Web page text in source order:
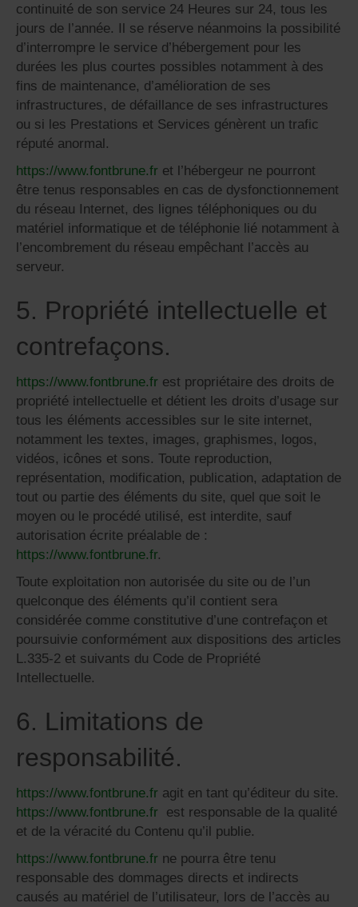
continuité de son service 24 Heures sur 24, tous les
jours de l’année. Il se réserve néanmoins la possibilité
d’interrompre le service d’hébergement pour les
durées les plus courtes possibles notamment à des
fins de maintenance, d’amélioration de ses
infrastructures, de défaillance de ses infrastructures
ou si les Prestations et Services génèrent un trafic
réputé anormal.
https://www.fontbrune.fr et l’hébergeur ne pourront
être tenus responsables en cas de dysfonctionnement
du réseau Internet, des lignes téléphoniques ou du
matériel informatique et de téléphonie lié notamment à
l’encombrement du réseau empêchant l’accès au
serveur.
5. Propriété intellectuelle et
contrefaçons.
https://www.fontbrune.fr est propriétaire des droits de
propriété intellectuelle et détient les droits d’usage sur
tous les éléments accessibles sur le site internet,
notamment les textes, images, graphismes, logos,
vidéos, icônes et sons. Toute reproduction,
représentation, modification, publication, adaptation de
tout ou partie des éléments du site, quel que soit le
moyen ou le procédé utilisé, est interdite, sauf
autorisation écrite préalable de :
https://www.fontbrune.fr.
Toute exploitation non autorisée du site ou de l’un
quelconque des éléments qu’il contient sera
considérée comme constitutive d’une contrefaçon et
poursuivie conformément aux dispositions des articles
L.335-2 et suivants du Code de Propriété
Intellectuelle.
6. Limitations de
responsabilité.
https://www.fontbrune.fr agit en tant qu’éditeur du site.
https://www.fontbrune.fr est responsable de la qualité
et de la véracité du Contenu qu’il publie.
https://www.fontbrune.fr ne pourra être tenu
responsable des dommages directs et indirects
causés au matériel de l’utilisateur, lors de l’accès au